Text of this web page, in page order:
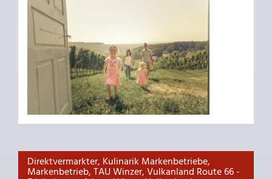
Direktvermarkter, Kulinarik Markenbetriebe,
Markenbetrieb, TAU Winzer, Vulkanland Route 66 -